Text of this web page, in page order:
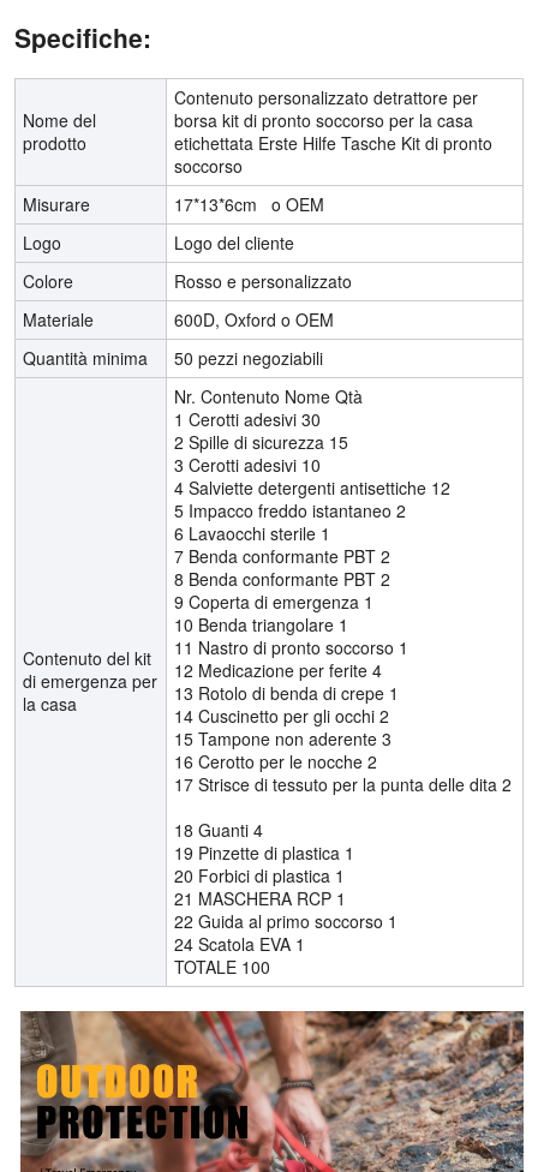
Specifiche:
Nome del
prodotto
Contenuto personalizzato detrattore per
borsa kit di pronto soccorso per la casa
etichettata Erste Hilfe Tasche Kit di pronto
soccorso
Misurare
17*13*6cm o OEM
Logo
Logo del cliente
Colore
Rosso e personalizzato
Materiale
600D, Oxford o OEM
Quantità minima
50 pezzi negoziabili
Contenuto del kit
di emergenza per
la casa
Nr. Contenuto Nome Qtà
1 Cerotti adesivi 30
2 Spille di sicurezza 15
3 Cerotti adesivi 10
4 Salviette detergenti antisettiche 12
5 Impacco freddo istantaneo 2
6 Lavaocchi sterile 1
7 Benda conformante PBT 2
8 Benda conformante PBT 2
9 Coperta di emergenza 1
10 Benda triangolare 1
11 Nastro di pronto soccorso 1
12 Medicazione per ferite 4
13 Rotolo di benda di crepe 1
14 Cuscinetto per gli occhi 2
15 Tampone non aderente 3
16 Cerotto per le nocche 2
17 Strisce di tessuto per la punta delle dita 2
18 Guanti 4
19 Pinzette di plastica 1
20 Forbici di plastica 1
21 MASCHERA RCP 1
22 Guida al primo soccorso 1
24 Scatola EVA 1
TOTALE 100